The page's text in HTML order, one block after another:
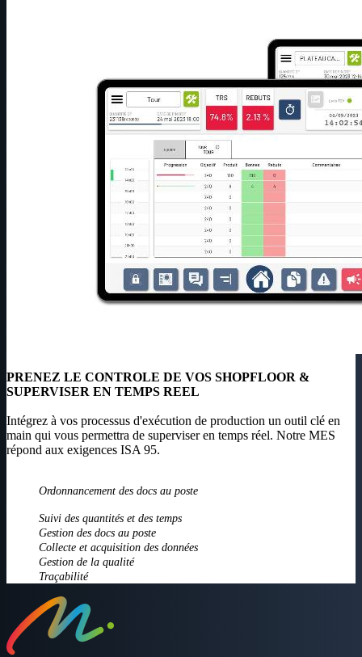
PRENEZ LE CONTROLE DE VOS SHOPFLOOR &
SUPERVISER EN TEMPS REEL
Intégrez à vos processus d'exécution de production un outil clé en
main qui vous permettra de superviser en temps réel. Notre MES
répond aux exigences ISA 95.
Ordonnancement des docs au poste
Suivi des quantités et des temps
Gestion des docs au poste
Collecte et acquisition des données
Gestion de la qualité
Traçabilité